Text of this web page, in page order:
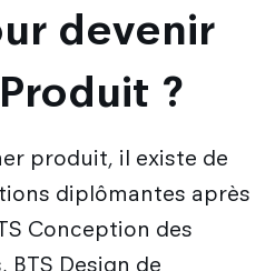
devenir
?
produit, il existe de
diplômantes après
Conception des
Design de